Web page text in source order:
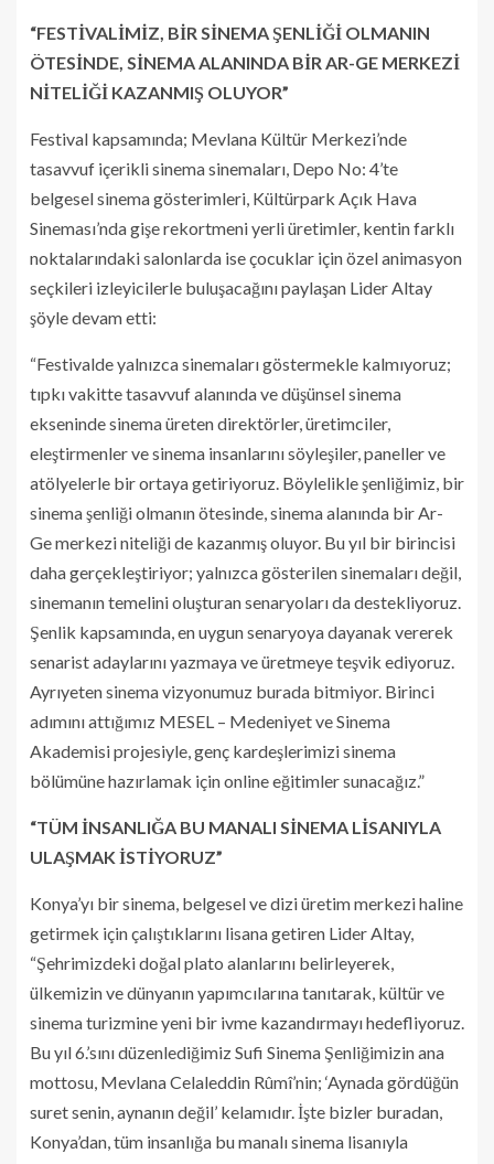
“FESTİVALİMİZ, BİR SİNEMA ŞENLİĞİ OLMANIN
ÖTESİNDE, SİNEMA ALANINDA BİR AR-GE MERKEZİ
NİTELİĞİ KAZANMIŞ OLUYOR”
Festival kapsamında; Mevlana Kültür Merkezi’nde
tasavvuf içerikli sinema sinemaları, Depo No: 4’te
belgesel sinema gösterimleri, Kültürpark Açık Hava
Sineması’nda gişe rekortmeni yerli üretimler, kentin farklı
noktalarındaki salonlarda ise çocuklar için özel animasyon
seçkileri izleyicilerle buluşacağını paylaşan Lider Altay
şöyle devam etti:
“Festivalde yalnızca sinemaları göstermekle kalmıyoruz;
tıpkı vakitte tasavvuf alanında ve düşünsel sinema
ekseninde sinema üreten direktörler, üretimciler,
eleştirmenler ve sinema insanlarını söyleşiler, paneller ve
atölyelerle bir ortaya getiriyoruz. Böylelikle şenliğimiz, bir
sinema şenliği olmanın ötesinde, sinema alanında bir Ar-
Ge merkezi niteliği de kazanmış oluyor. Bu yıl bir birincisi
daha gerçekleştiriyor; yalnızca gösterilen sinemaları değil,
sinemanın temelini oluşturan senaryoları da destekliyoruz.
Şenlik kapsamında, en uygun senaryoya dayanak vererek
senarist adaylarını yazmaya ve üretmeye teşvik ediyoruz.
Ayrıyeten sinema vizyonumuz burada bitmiyor. Birinci
adımını attığımız MESEL – Medeniyet ve Sinema
Akademisi projesiyle, genç kardeşlerimizi sinema
bölümüne hazırlamak için online eğitimler sunacağız.”
“TÜM İNSANLIĞA BU MANALI SİNEMA LİSANIYLA
ULAŞMAK İSTİYORUZ”
Konya’yı bir sinema, belgesel ve dizi üretim merkezi haline
getirmek için çalıştıklarını lisana getiren Lider Altay,
“Şehrimizdeki doğal plato alanlarını belirleyerek,
ülkemizin ve dünyanın yapımcılarına tanıtarak, kültür ve
sinema turizmine yeni bir ivme kazandırmayı hedefliyoruz.
Bu yıl 6.’sını düzenlediğimiz Sufi Sinema Şenliğimizin ana
mottosu, Mevlana Celaleddin Rûmî’nin; ‘Aynada gördüğün
suret senin, aynanın değil’ kelamıdır. İşte bizler buradan,
Konya’dan, tüm insanlığa bu manalı sinema lisanıyla